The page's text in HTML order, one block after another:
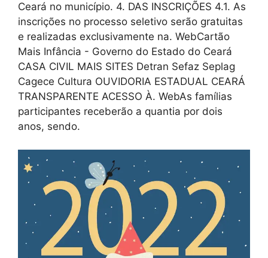
Ceará no município. 4. DAS INSCRIÇÕES 4.1. As
inscrições no processo seletivo serão gratuitas
e realizadas exclusivamente na. WebCartão
Mais Infância - Governo do Estado do Ceará
CASA CIVIL MAIS SITES Detran Sefaz Seplag
Cagece Cultura OUVIDORIA ESTADUAL CEARÁ
TRANSPARENTE ACESSO À. WebAs famílias
participantes receberão a quantia por dois
anos, sendo.